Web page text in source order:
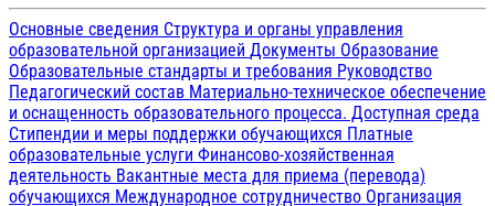
Основные сведения Структура и органы управления
образовательной организацией Документы Образование
Образовательные стандарты и требования Руководство
Педагогический состав Материально-техническое обеспечение
и оснащенность образовательного процесса. Доступная среда
Стипендии и меры поддержки обучающихся Платные
образовательные услуги Финансово-хозяйственная
деятельность Вакантные места для приема (перевода)
обучающихся Международное сотрудничество Организация